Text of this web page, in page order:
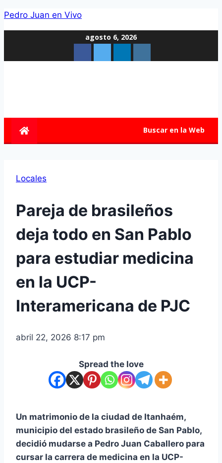
Pedro Juan en Vivo
agosto 6, 2026
Buscar en la Web
Locales
Pareja de brasileños
deja todo en San Pablo
para estudiar medicina
en la UCP-
Interamericana de PJC
abril 22, 2026 8:17 pm
Spread the love
Un matrimonio de la ciudad de Itanhaém,
municipio del estado brasileño de San Pablo,
decidió mudarse a Pedro Juan Caballero para
cursar la carrera de medicina en la UCP-